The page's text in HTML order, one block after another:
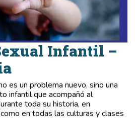
Infantil –
es un problema nuevo, sino una
infantil que acompañó al
toda su historia, en
en todas las culturas y clases